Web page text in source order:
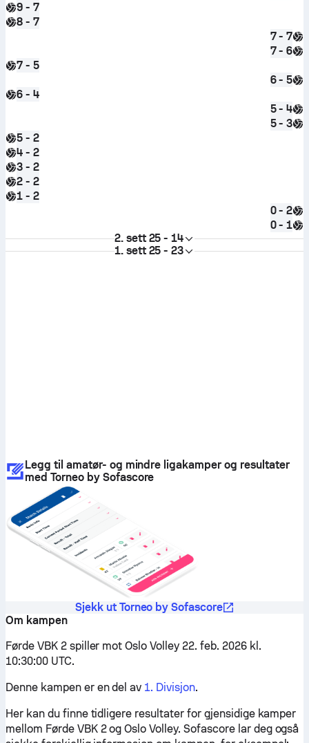
9 - 7
8 - 7
7 - 7
7 - 6
7 - 5
6 - 5
6 - 4
5 - 4
5 - 3
5 - 2
4 - 2
3 - 2
2 - 2
1 - 2
0 - 2
0 - 1
2. sett 25 - 14
1. sett 25 - 23
Legg til amatør- og mindre ligakamper og resultater
med Torneo by Sofascore
Sjekk ut Torneo by Sofascore
Om kampen
Førde VBK 2 spiller mot Oslo Volley 22. feb. 2026 kl.
10:30:00 UTC.
Denne kampen er en del av 1. Divisjon.
Her kan du finne tidligere resultater for gjensidige kamper
mellom Førde VBK 2 og Oslo Volley. Sofascore lar deg også